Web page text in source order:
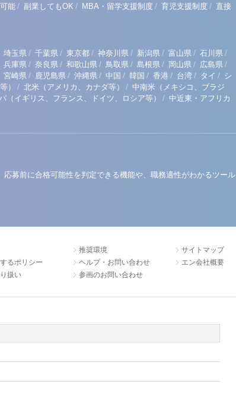
能/ 副業してもOK / MBA・留学支援制度 / 育児支援制度 / 直接
埼玉県 / 千葉県 / 東京都 / 神奈川県 / 新潟県 / 富山県 / 石川県 /
兵庫県 / 奈良県 / 和歌山県 / 鳥取県 / 島根県 / 岡山県 / 広島県 /
宮崎県 / 鹿児島県 / 沖縄県 / 中国 / 韓国 / 香港 / 台湾 / タイ / シ
） / 北米（アメリカ、カナダ等） / 中南米（メキシコ、ブラジ
（イギリス、フランス、ドイツ、ロシア等） / 中近東・アフリカ
募前に合格可能性を判定できる機能や、職務適性がわかるツール
るポリシー
扱い
推奨環境
ヘルプ・お問い合わせ
参画のお問い合わせ
サイトマップ
エン会社概要